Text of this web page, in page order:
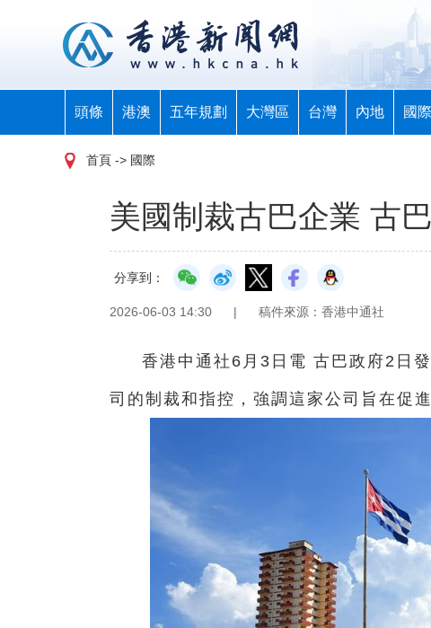
頭條 港澳 五年規劃 大灣區 台灣 內地 國際
首頁 -> 國際
美國制裁古巴企業 古
分享到：
2026-06-03 14:30 | 稿件來源：香港中通社
香港中通社6月3日電 古巴政府2日
司的制裁和指控，強調這家公司旨在促